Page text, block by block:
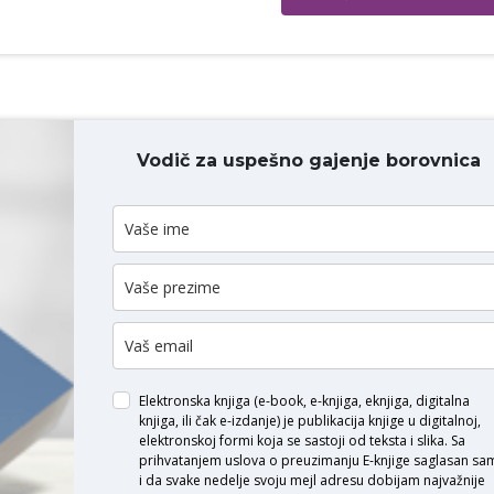
KOMENTAR
Vodič za uspešno gajenje borovnica
Elektronska knjiga (e-book, e-knjiga, eknjiga, digitalna
knjiga, ili čak e-izdanje) je publikacija knjige u digitalnoj,
elektronskoj formi koja se sastoji od teksta i slika. Sa
prihvatanjem uslova o preuzimanju E-knjige saglasan
i da svake nedelje svoju mejl adresu dobijam najvažnije